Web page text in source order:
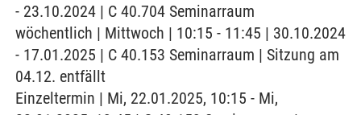
- 23.10.2024 | C 40.704 Seminarraum
wöchentlich | Mittwoch | 10:15 - 11:45 | 30.10.2024
- 17.01.2025 | C 40.153 Seminarraum | Sitzung am
04.12. entfällt
Einzeltermin | Mi, 22.01.2025, 10:15 - Mi,